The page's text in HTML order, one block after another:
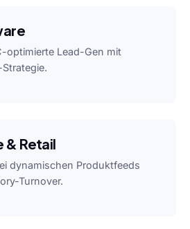
optimierte Lead-Gen mit
Retail
dynamischen Produktfeeds
Turnover.